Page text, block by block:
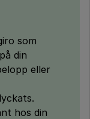
som
din
eller
hos din